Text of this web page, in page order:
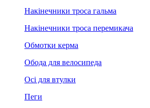
Накінечники троса гальма
Накінечники троса перемикача
Обмотки керма
Обода для велосипеда
Осі для втулки
Пеги